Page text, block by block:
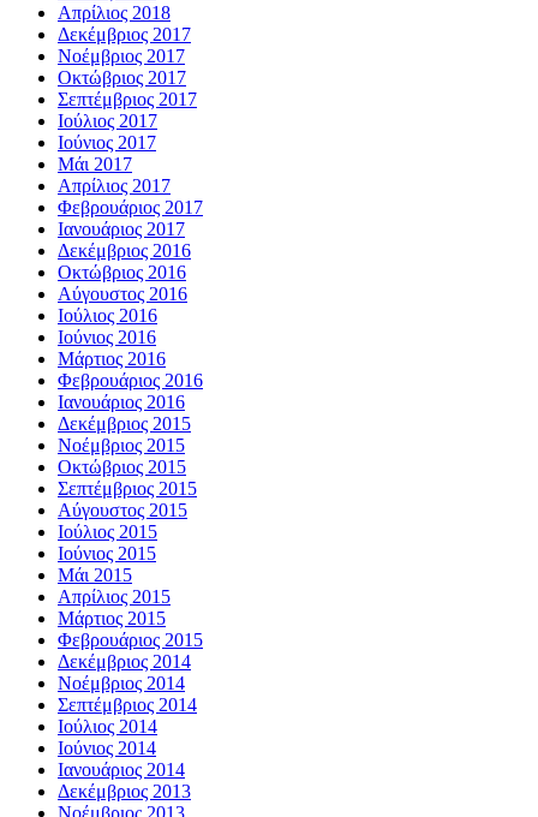
Απρίλιος 2018
Δεκέμβριος 2017
Νοέμβριος 2017
Οκτώβριος 2017
Σεπτέμβριος 2017
Ιούλιος 2017
Ιούνιος 2017
Μάι 2017
Απρίλιος 2017
Φεβρουάριος 2017
Ιανουάριος 2017
Δεκέμβριος 2016
Οκτώβριος 2016
Αύγουστος 2016
Ιούλιος 2016
Ιούνιος 2016
Μάρτιος 2016
Φεβρουάριος 2016
Ιανουάριος 2016
Δεκέμβριος 2015
Νοέμβριος 2015
Οκτώβριος 2015
Σεπτέμβριος 2015
Αύγουστος 2015
Ιούλιος 2015
Ιούνιος 2015
Μάι 2015
Απρίλιος 2015
Μάρτιος 2015
Φεβρουάριος 2015
Δεκέμβριος 2014
Νοέμβριος 2014
Σεπτέμβριος 2014
Ιούλιος 2014
Ιούνιος 2014
Ιανουάριος 2014
Δεκέμβριος 2013
Νοέμβριος 2013